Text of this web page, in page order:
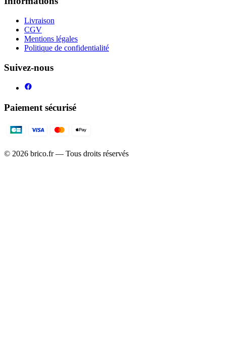
Livraison
CGV
Mentions légales
Politique de confidentialité
Suivez-nous
Paiement sécurisé
© 2026 brico.fr — Tous droits réservés